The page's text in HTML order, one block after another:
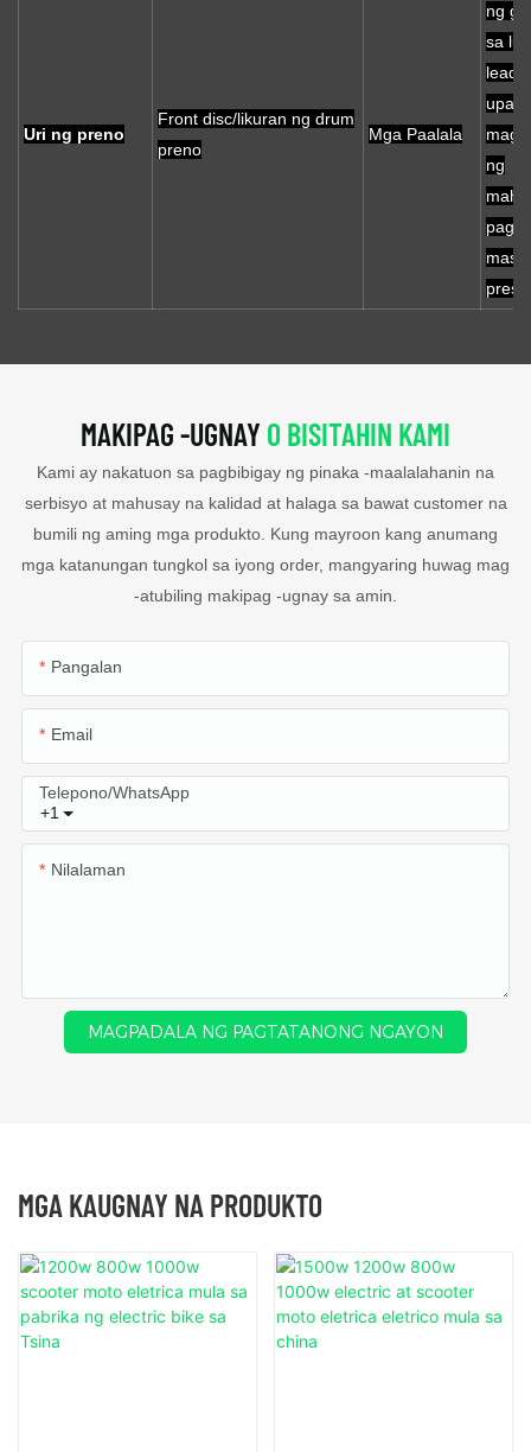
Uri ng preno
Front disc/likuran ng drum
preno
Mga Paalala
ng
sa
lead-
ng
mas
MAKIPAG -UGNAY O BISITAHIN KAMI
Kami ay nakatuon sa pagbibigay ng pinaka -maalalahanin na
serbisyo at mahusay na kalidad at halaga sa bawat customer na
bumili ng aming mga produkto. Kung mayroon kang anumang
mga katanungan tungkol sa iyong order, mangyaring huwag mag
-atubiling makipag -ugnay sa amin.
Pangalan
Email
+1
Telepono/WhatsApp
Nilalaman
MAGPADALA NG PAGTATANONG NGAYON
MGA KAUGNAY NA PRODUKTO